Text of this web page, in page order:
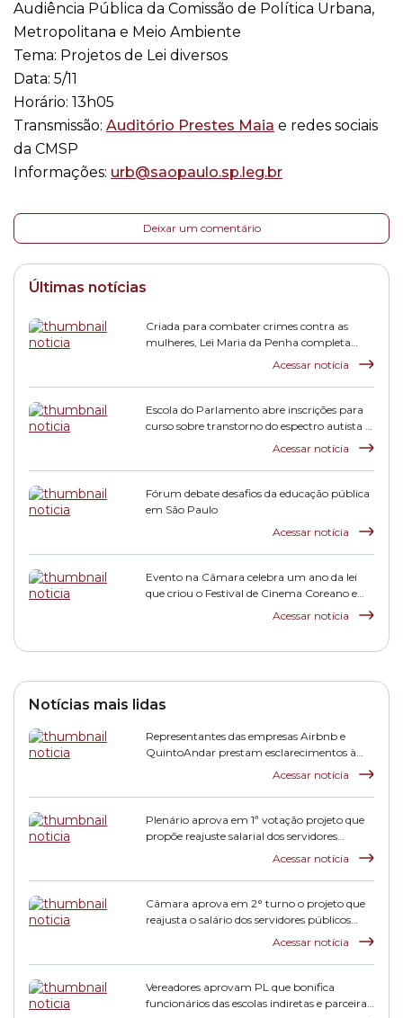
Audiência Pública da Comissão de Política Urbana,
Metropolitana e Meio Ambiente
Tema: Projetos de Lei diversos
Data: 5/11
Horário: 13h05
Transmissão: Auditório Prestes Maia e redes sociais
da CMSP
Informações: urb@saopaulo.sp.leg.br
Deixar um comentário
Últimas notícias
Criada para combater crimes contra as
mulheres, Lei Maria da Penha completa
Acessar notícia
Escola do Parlamento abre inscrições para
curso sobre transtorno do espectro autista e
Acessar notícia
Fórum debate desafios da educação pública
em São Paulo
Acessar notícia
Evento na Câmara celebra um ano da lei
que criou o Festival de Cinema Coreano em
Acessar notícia
Notícias mais lidas
Representantes das empresas Airbnb e
QuintoAndar prestam esclarecimentos à
Acessar notícia
Plenário aprova em 1ª votação projeto que
propõe reajuste salarial dos servidores
Acessar notícia
Câmara aprova em 2° turno o projeto que
reajusta o salário dos servidores públicos
Acessar notícia
Vereadores aprovam PL que bonifica
funcionários das escolas indiretas e parceiras